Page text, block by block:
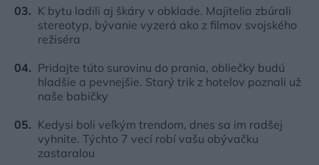
K bytu ladili aj škáry v obklade. Majitelia zbúrali
stereotyp, bývanie vyzerá ako z filmov svojského
režiséra
Pridajte túto surovinu do prania, obliečky budú
hladšie a pevnejšie. Starý trik z hotelov poznali už
naše babičky
Kedysi boli veľkým trendom, dnes sa im radšej
vyhnite. Týchto 7 vecí robí vašu obývačku
zastaralou